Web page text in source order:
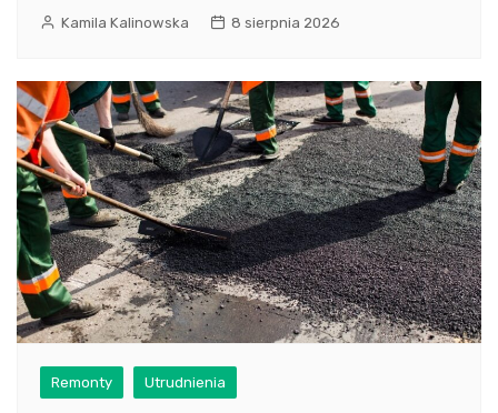
Kamila Kalinowska 8 sierpnia 2026
Remonty Utrudnienia